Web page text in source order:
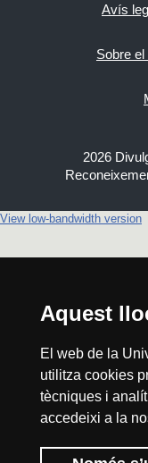
Aquest
El web de la
utilitza cookies
tècniques i
accedeixi a la
Avís
Sobre el
2026
View low-bandwidth version